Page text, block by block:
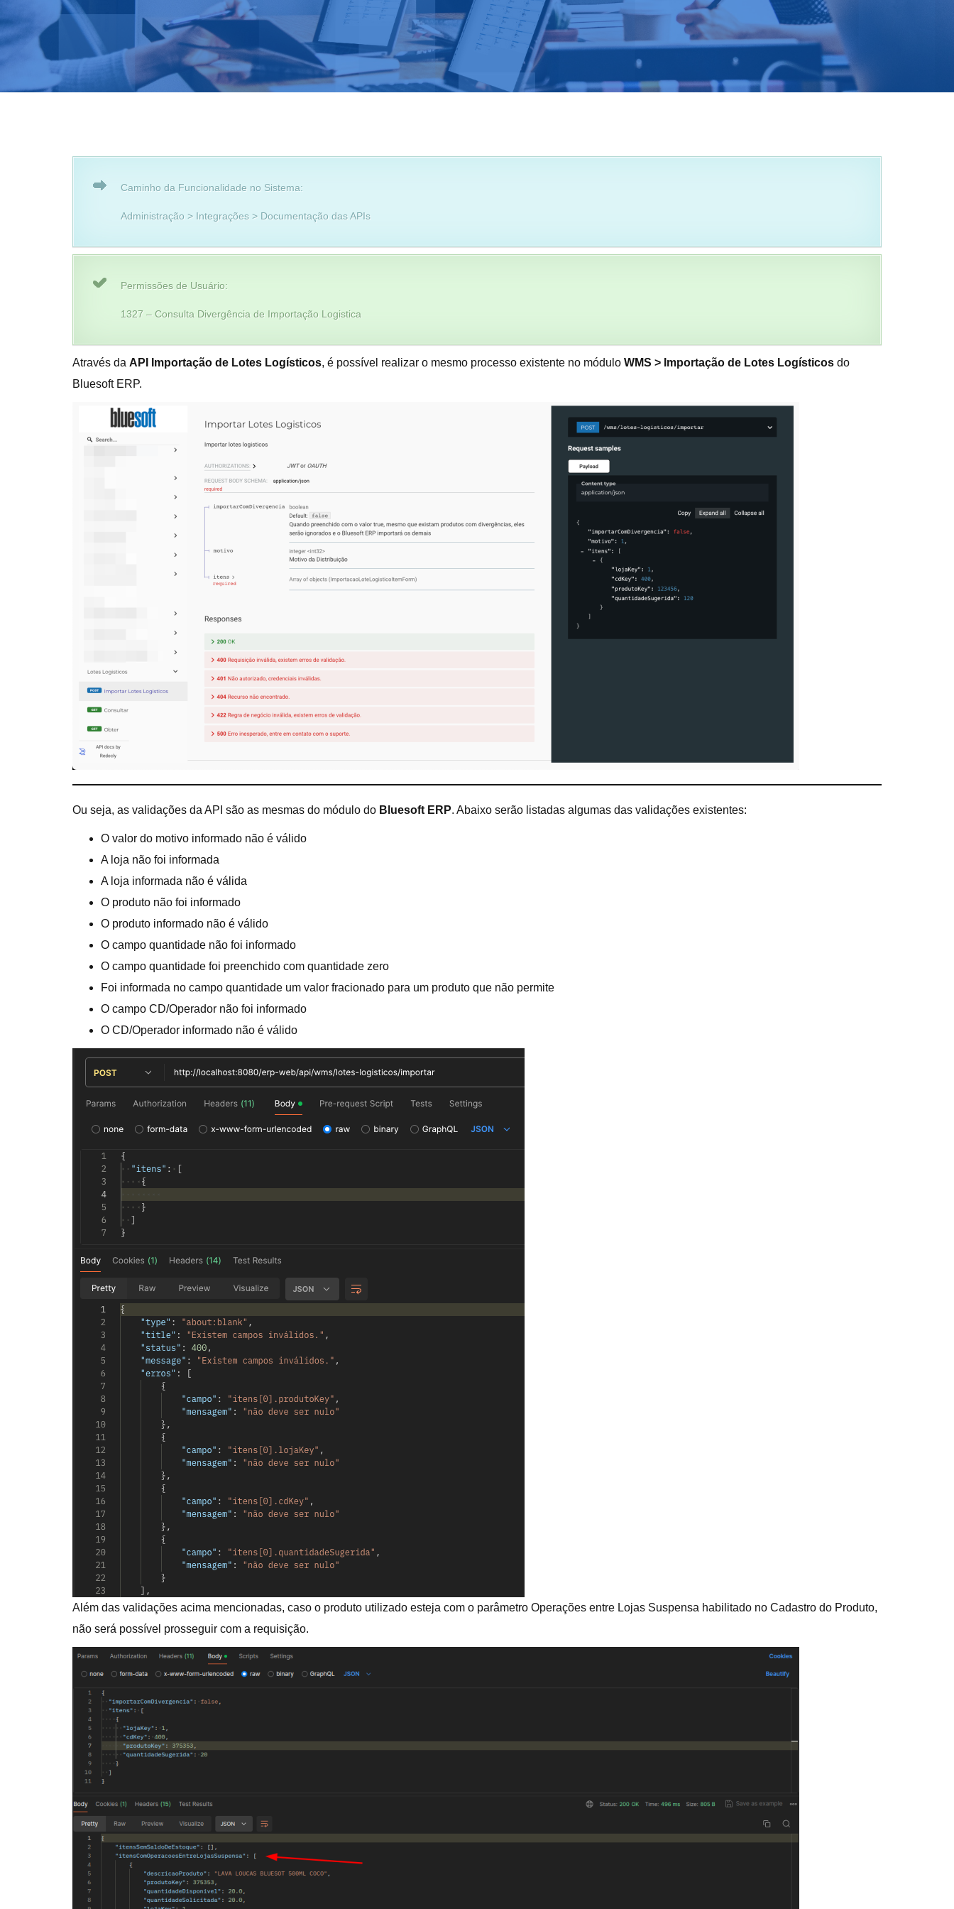
Caminho da Funcionalidade no Sistema:
Administração > Integrações > Documentação das APIs
Permissões de Usuário:
1327 – Consulta Divergência de Importação Logistica
Através da API Importação de Lotes Logísticos, é possível realizar o mesmo processo existente no módulo WMS > Importação de Lotes Logísticos do
Bluesoft ERP.
Ou seja, as validações da API são as mesmas do módulo do Bluesoft ERP. Abaixo serão listadas algumas das validações existentes:
O valor do motivo informado não é válido
A loja não foi informada
A loja informada não é válida
O produto não foi informado
O produto informado não é válido
O campo quantidade não foi informado
O campo quantidade foi preenchido com quantidade zero
Foi informada no campo quantidade um valor fracionado para um produto que não permite
O campo CD/Operador não foi informado
O CD/Operador informado não é válido
Além das validações acima mencionadas, caso o produto utilizado esteja com o parâmetro Operações entre Lojas Suspensa habilitado no Cadastro do Produto,
não será possível prosseguir com a requisição.